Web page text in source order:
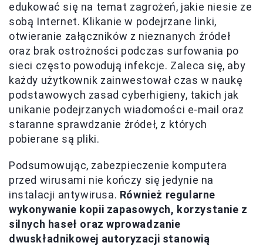
edukować się na temat zagrożeń, jakie niesie ze
sobą Internet. Klikanie w podejrzane linki,
otwieranie załączników z nieznanych źródeł
oraz brak ostrożności podczas surfowania po
sieci często powodują infekcje. Zaleca się, aby
każdy użytkownik zainwestował czas w naukę
podstawowych zasad cyberhigieny, takich jak
unikanie podejrzanych wiadomości e-mail oraz
staranne sprawdzanie źródeł, z których
pobierane są pliki.
Podsumowując, zabezpieczenie komputera
przed wirusami nie kończy się jedynie na
instalacji antywirusa. Również regularne
wykonywanie kopii zapasowych, korzystanie z
silnych haseł oraz wprowadzanie
dwuskładnikowej autoryzacji stanowią